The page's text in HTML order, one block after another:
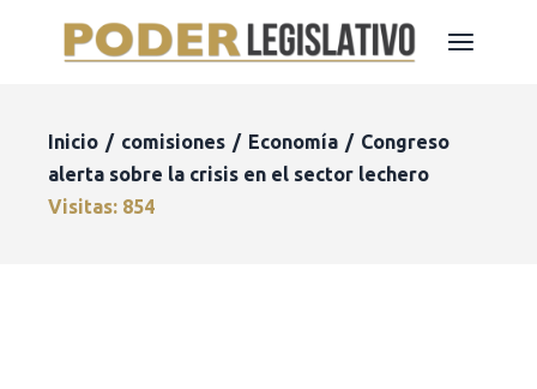
Inicio comisiones Economía
Congreso
alerta sobre la crisis en el sector lechero
Visitas: 854